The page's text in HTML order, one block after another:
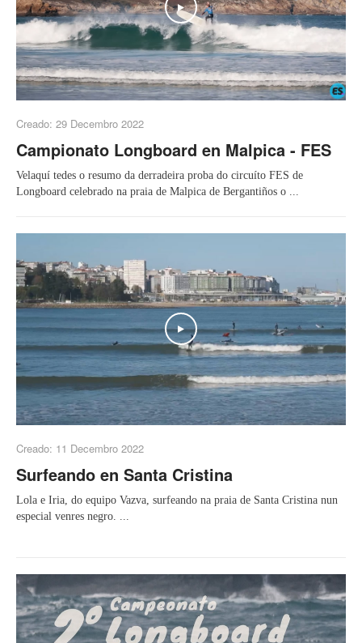
Play
Creado: 29 Decembro 2022
Campionato Longboard en Malpica - FES
Velaquí tedes o resumo da derradeira proba do circuíto FES de
Longboard celebrado na praia de Malpica de Bergantiños o ...
Play
Creado: 11 Decembro 2022
Surfeando en Santa Cristina
Lola e Iria, do equipo Vazva, surfeando na praia de Santa Cristina nun
especial venres negro. ...